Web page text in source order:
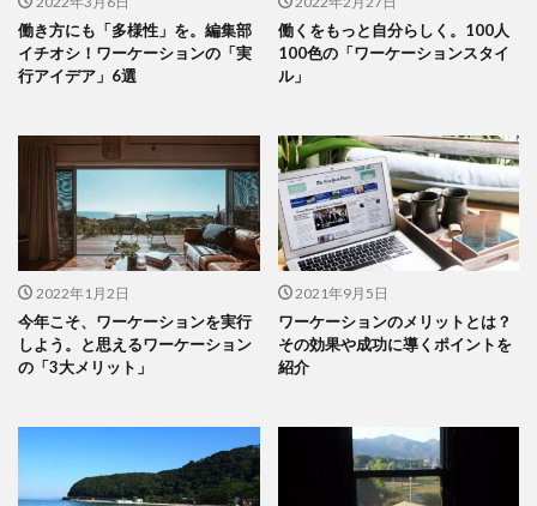
働き方にも「多様性」を。編集部
イチオシ！ワーケーションの「実
行アイデア」6選
働くをもっと自分らしく。100人
100色の「ワーケーションスタイ
ル」
2022年1月2日
今年こそ、ワーケーションを実行
しよう。と思えるワーケーション
の「3大メリット」
2021年9月5日
ワーケーションのメリットとは？
その効果や成功に導くポイントを
紹介